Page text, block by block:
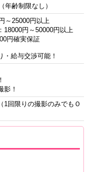
年齢制限なし）
～25000円以上
18000円～50000円以上
円確実保証
・給与交渉可能！
影！
1回限りの撮影のみでもＯ